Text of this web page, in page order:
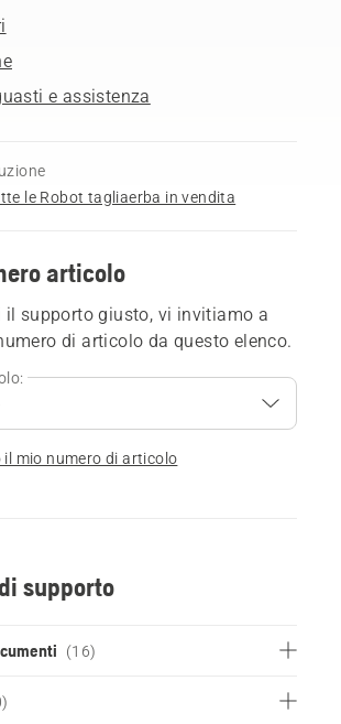
e assistenza
le Robot tagliaerba in vendita
articolo
il supporto giusto, vi invitiamo a
di articolo da questo elenco.
il mio numero di articolo
supporto
(16)
)